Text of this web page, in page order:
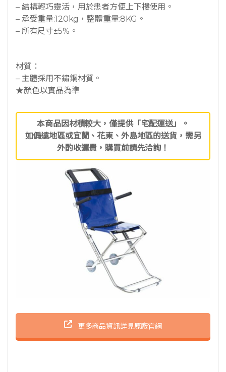
– 結構輕巧靈活，用於患者方便上下樓使用。
– 承受重量:120kg，整體重量:8KG。
– 所有尺寸±5%。
材質：
– 主體採用不鏽鋼材質。
★顏色以實品為準
本商品因材積較大，僅提供「宅配運送」。
如偏遠地區或宜蘭、花東、外島地區的送貨，需另
外酌收運費，購買前請先洽詢！
更多商品資訊詳見原廠官網